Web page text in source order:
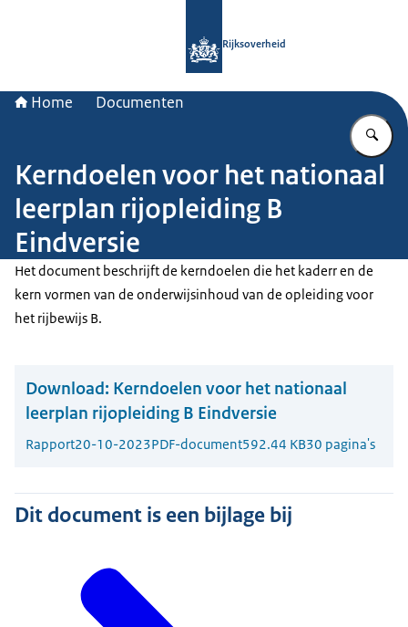
Rijksoverheid
Home Documenten
Kerndoelen voor het nationaal
leerplan rijopleiding B
Eindversie
Het document beschrijft de kerndoelen die het kaderr en de
kern vormen van de onderwijsinhoud van de opleiding voor
het rijbewijs B.
Download: Kerndoelen voor het nationaal
leerplan rijopleiding B Eindversie
Rapport20-10-2023PDF-document592.44 KB30 pagina's
Dit document is een bijlage bij